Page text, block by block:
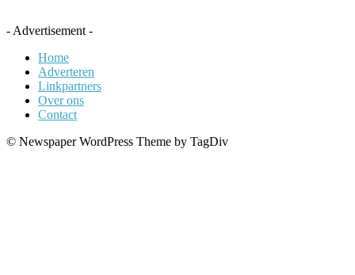
- Advertisement -
Home
Adverteren
Linkpartners
Over ons
Contact
© Newspaper WordPress Theme by TagDiv